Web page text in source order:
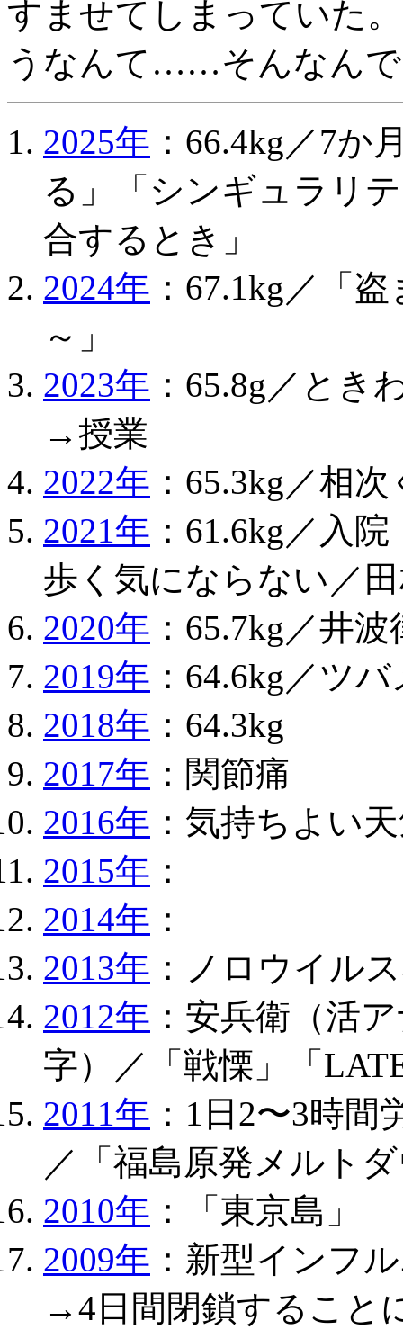
すませてしまっていた
うなんて……そんなんで
2025年 ：66.4kg／7か
る」「シンギュラリ
合するとき」
2024年 ：67.1kg／「
～」
2023年 ：65.8g／とき
→授業
2022年 ：65.3kg／相
2021年 ：61.6kg／入
歩く気にならない／
2020年 ：65.7kg／井
2019年 ：64.6kg／ツ
2018年 ：64.3kg
2017年 ：関節痛
2016年 ：気持ちよい
2015年 ：
2014年 ：
2013年 ：ノロウイル
2012年 ：安兵衛（活
字）／「戦慄」「
2011年 ：1日2〜3時
／「福島原発メルト
2010年 ：「東京島」
2009年 ：新型インフ
→4日間閉鎖すること